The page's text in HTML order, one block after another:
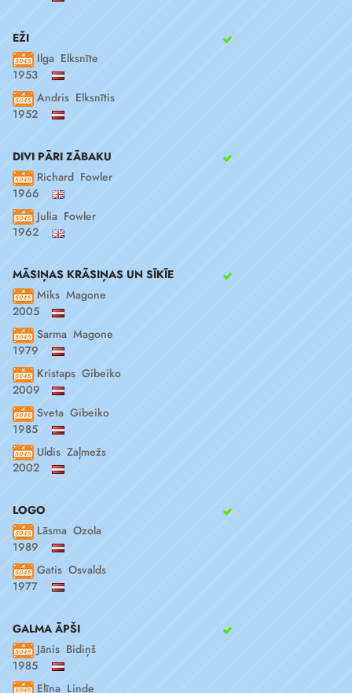
EŽI
Ilga Elksnīte
1953
Andris Elksnītis
1952
DIVI PĀRI ZĀBAKU
Richard Fowler
1966
Julia Fowler
1962
MĀSIŅAS KRĀSIŅAS UN SĪKĪE
Miks Magone
2005
Sarma Magone
1979
Kristaps Gibeiko
2009
Sveta Gibeiko
1985
Uldis Zaļmežs
2002
LOGO
Lāsma Ozola
1989
Gatis Osvalds
1977
GALMA ĀPŠI
Jānis Bidiņš
1985
Elīna Linde